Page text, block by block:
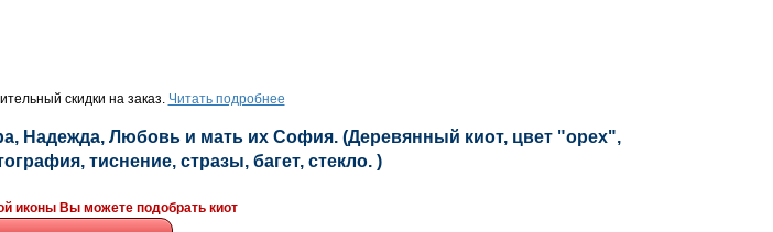
скидки на заказ. Читать подробнее
Надежда, Любовь и мать их София. (Деревянный киот, цвет "орех",
тиснение, стразы, багет, стекло. )
иконы Вы можете подобрать киот